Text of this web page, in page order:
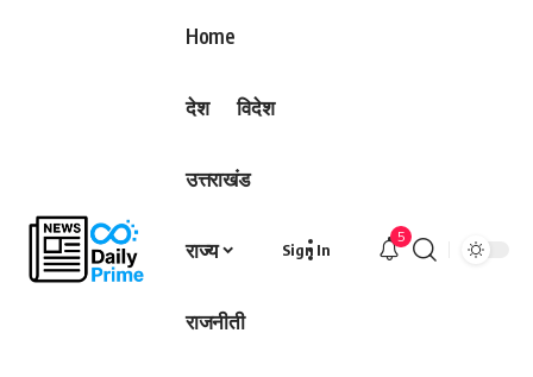
Home
देश विदेश
उत्तराखंड
राज्य
राजनीती
Sign In
5